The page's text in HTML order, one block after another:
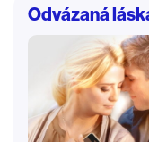
mezi Marlou a
náboženské
Hughesovu
zaměstnanec
s níž je
zasahuje Marlu a
nečekanými
Odvázaná